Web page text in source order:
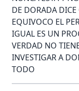
DE DORADA DICE
EQUIVOCO EL
IGUAL ES UN
VERDAD NO
INVESTIGAR A
TODO